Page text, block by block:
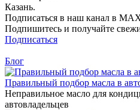
Казань.
Подписаться в наш канал в
Подпишитесь и получайте
Подписаться
Блог
Правильный подбор масла в
Неправильное масло для
автовладельцев